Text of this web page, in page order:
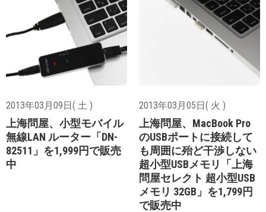
2013年03月09日( 土 )
上海問屋、小型モバイル
無線LAN ルーター「DN-
82511」を1,999円で販売
中
2013年03月05日( 火 )
上海問屋、MacBook Pro
のUSBポートに接続して
も周囲に殆ど干渉しない
超小型USBメモリ「上海
問屋セレクト 超小型USB
メモリ 32GB」を1,799円
で販売中